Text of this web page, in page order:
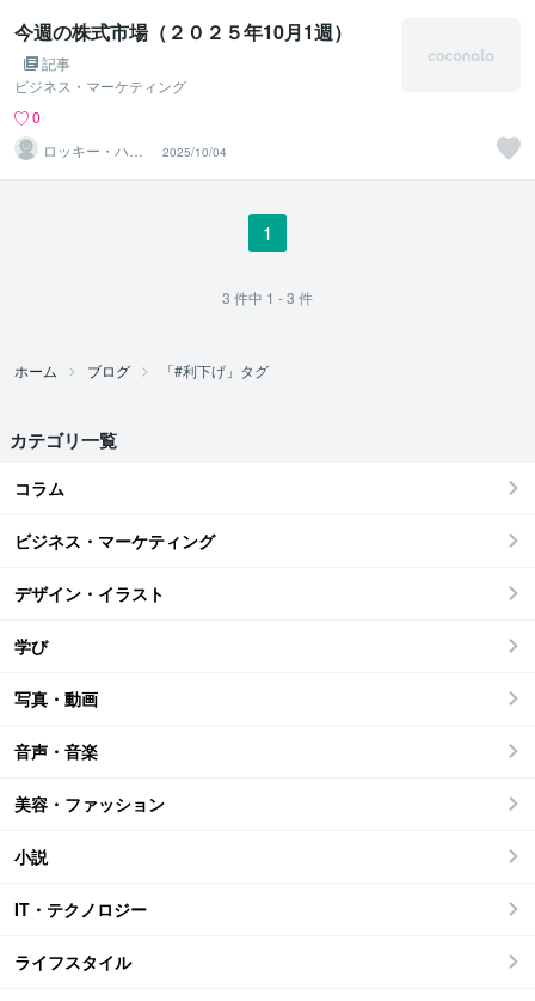
今週の株式市場（２０２５年10月1週）
記事
ビジネス・マーケティング
0
ロッキー・ハル
モニア
2025/10/04
1
3 件中 1 - 3 件
ホーム ブログ 「#利下げ」タグ
カテゴリ一覧
コラム
ビジネス・マーケティング
デザイン・イラスト
学び
写真・動画
音声・音楽
美容・ファッション
小説
IT・テクノロジー
ライフスタイル